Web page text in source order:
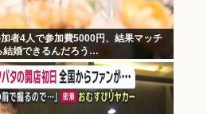
者4人で参加費5000円、結果マッチ
結婚できるんだろう…